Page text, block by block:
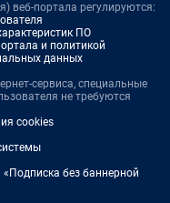
веб-портала регулируются:
ПО
и политикой
данных
сервиса, специальные
не требуются
cookies
без баннерной